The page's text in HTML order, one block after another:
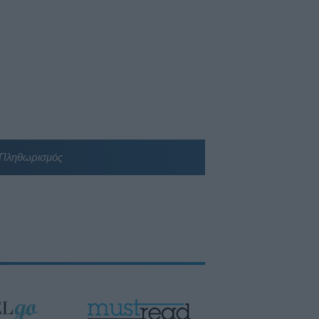
Πληθωρισμός